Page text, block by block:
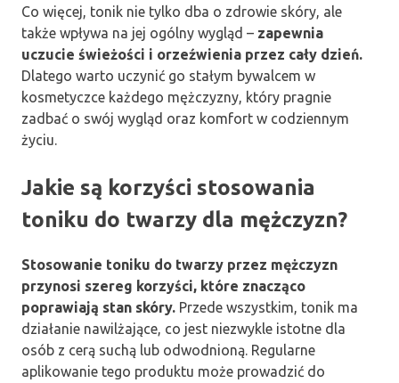
Co więcej, tonik nie tylko dba o zdrowie skóry, ale
także wpływa na jej ogólny wygląd – zapewnia
uczucie świeżości i orzeźwienia przez cały dzień.
Dlatego warto uczynić go stałym bywalcem w
kosmetyczce każdego mężczyzny, który pragnie
zadbać o swój wygląd oraz komfort w codziennym
życiu.
Jakie są korzyści stosowania
toniku do twarzy dla mężczyzn?
Stosowanie toniku do twarzy przez mężczyzn
przynosi szereg korzyści, które znacząco
poprawiają stan skóry. Przede wszystkim, tonik ma
działanie nawilżające, co jest niezwykle istotne dla
osób z cerą suchą lub odwodnioną. Regularne
aplikowanie tego produktu może prowadzić do